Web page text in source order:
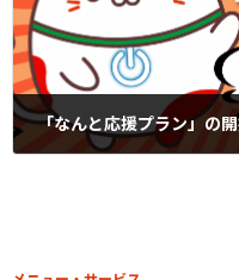
「なんと応援プラン」の